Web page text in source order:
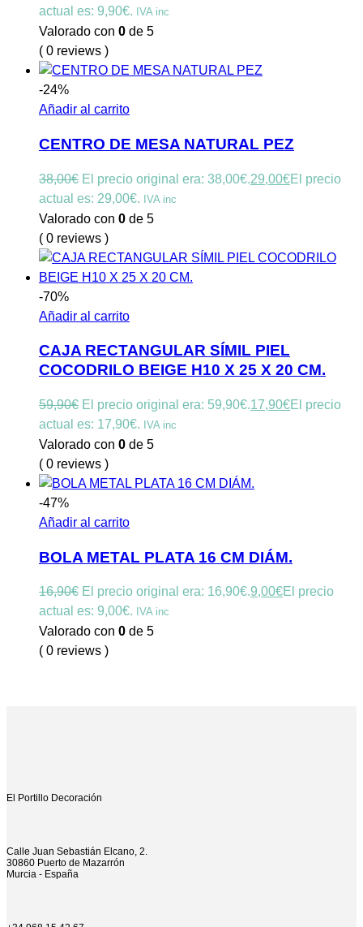
actual es: 9,90€. IVA inc
Valorado con 0 de 5
( 0 reviews )
-24%
Añadir al carrito
CENTRO DE MESA NATURAL PEZ
38,00€ El precio original era: 38,00€.29,00€El precio
actual es: 29,00€. IVA inc
Valorado con 0 de 5
( 0 reviews )
-70%
Añadir al carrito
CAJA RECTANGULAR SÍMIL PIEL
COCODRILO BEIGE H10 X 25 X 20 CM.
59,90€ El precio original era: 59,90€.17,90€El precio
actual es: 17,90€. IVA inc
Valorado con 0 de 5
( 0 reviews )
-47%
Añadir al carrito
BOLA METAL PLATA 16 CM DIÁM.
16,90€ El precio original era: 16,90€.9,00€El precio
actual es: 9,00€. IVA inc
Valorado con 0 de 5
( 0 reviews )
El Portillo Decoración
Calle Juan Sebastián Elcano, 2.
30860 Puerto de Mazarrón
Murcia - España